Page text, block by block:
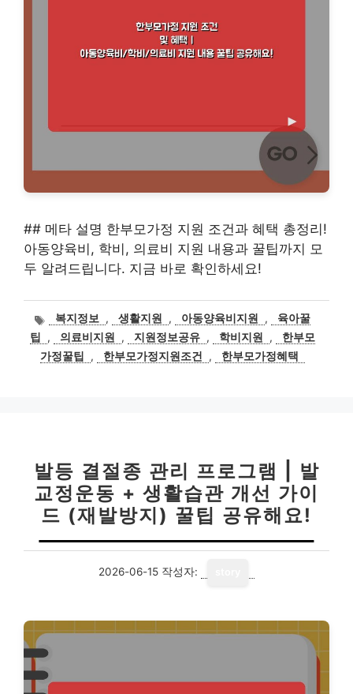
## 메타 설명 한부모가정 지원 조건과 혜택 총정리!
아동양육비, 학비, 의료비 지원 내용과 꿀팁까지 모
두 알려드립니다. 지금 바로 확인하세요!
태복지정보 , 생활지원 , 아동양육비지원 ,
육아꿀
팁
, 의료비지원 , 지원정보공유 , 학비지원 ,
한부모
가정꿀팁
, 한부모가정지원조건 , 한부모가정혜택
발등 결절종 관리 프로그램 | 발
교정운동 + 생활습관 개선 가이
드 (재발방지) 꿀팁 공유해요!
2026-06-15 작성자: